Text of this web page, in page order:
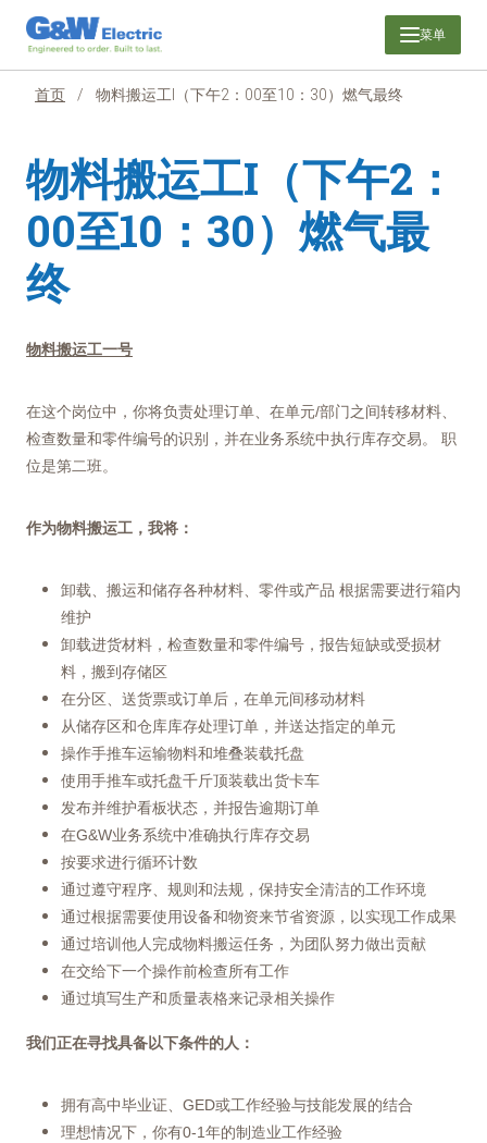
内
菜单
首页 / 物料搬运工I（下午2：00至10：30）燃气最终
物料搬运工I（下午2：
00至10：30）燃气最
终
物料搬运工一号
在这个岗位中，你将负责处理订单、在单元/部门之间转移材料、
检查数量和零件编号的识别，并在业务系统中执行库存交易。 职
位是第二班。
作为物料搬运工，我将：
卸载、搬运和储存各种材料、零件或产品 根据需要进行箱内
维护
卸载进货材料，检查数量和零件编号，报告短缺或受损材
料，搬到存储区
在分区、送货票或订单后，在单元间移动材料
从储存区和仓库库存处理订单，并送达指定的单元
操作手推车运输物料和堆叠装载托盘
使用手推车或托盘千斤顶装载出货卡车
发布并维护看板状态，并报告逾期订单
在G&W业务系统中准确执行库存交易
按要求进行循环计数
通过遵守程序、规则和法规，保持安全清洁的工作环境
通过根据需要使用设备和物资来节省资源，以实现工作成果
通过培训他人完成物料搬运任务，为团队努力做出贡献
在交给下一个操作前检查所有工作
通过填写生产和质量表格来记录相关操作
我们正在寻找具备以下条件的人：
拥有高中毕业证、GED或工作经验与技能发展的结合
理想情况下，你有0-1年的制造业工作经验